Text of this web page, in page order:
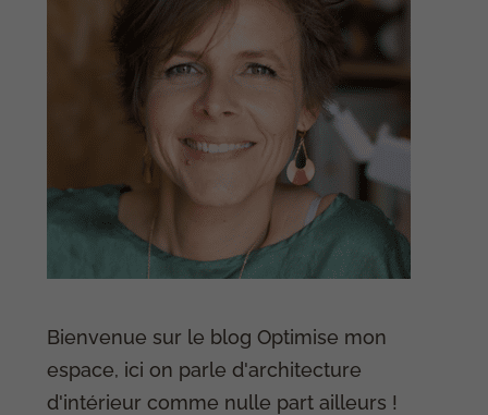
Bienvenue sur le blog Optimise mon
espace, ici on parle d'architecture
d'intérieur comme nulle part ailleurs !